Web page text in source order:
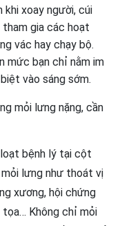
khi xoay người, cúi
tham gia các hoạt
vác hay chạy bộ.
mức bạn chỉ nằm im
vào sáng sớm.
mỏi lưng nặng, cần
loạt bệnh lý tại cột
lưng như thoát vị
xương, hội chứng
tọa… Không chỉ mỏi